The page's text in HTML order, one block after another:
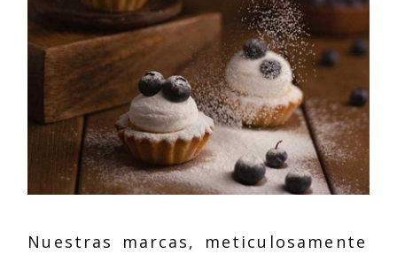
Nuestras marcas, meticulosamente